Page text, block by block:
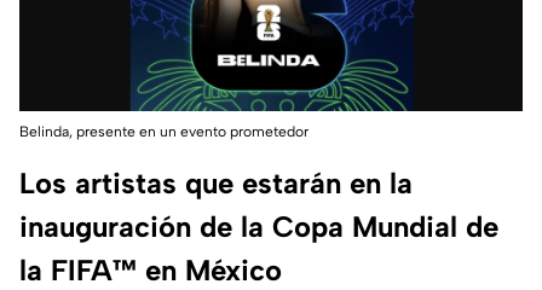
Belinda, presente en un evento prometedor
Los artistas que estarán en la
inauguración de la Copa Mundial de
la FIFA™ en México